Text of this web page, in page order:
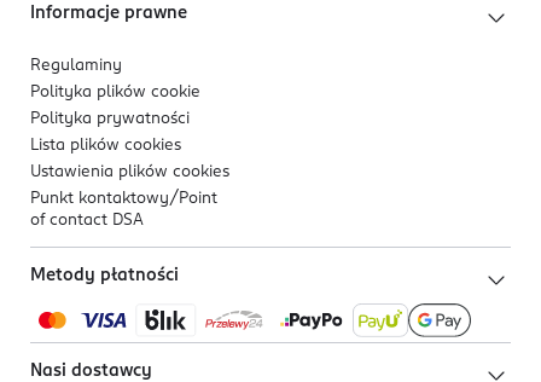
Informacje prawne
Regulaminy
Polityka plików cookie
Polityka prywatności
Lista plików cookies
Ustawienia plików cookies
Punkt kontaktowy/ Point
of contact DSA
Metody płatności
Nasi dostawcy